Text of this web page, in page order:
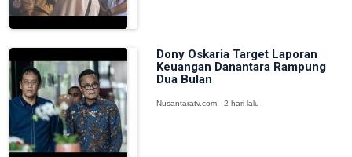
Dony Oskaria Target Laporan
Keuangan Danantara Rampung
Dua Bulan
Nusantaratv.com - 2 hari lalu